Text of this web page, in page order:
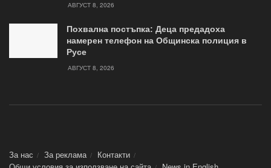
АВГУСТ 8, 2026
Похвална постъпка: Деца предадоха
намерен телефон на Общинска полиция в
Русе
АВГУСТ 8, 2026
За нас За реклама
Контакти